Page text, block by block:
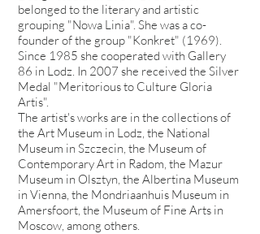
belonged to the literary and artistic
grouping "Nowa Linia". She was a co-
founder of the group "Konkret" (1969).
Since 1985 she cooperated with Gallery
86 in Lodz. In 2007 she received the Silver
Medal "Meritorious to Culture Gloria
Artis".
The artist's works are in the collections of
the Art Museum in Lodz, the National
Museum in Szczecin, the Museum of
Contemporary Art in Radom, the Mazur
Museum in Olsztyn, the Albertina Museum
in Vienna, the Mondriaanhuis Museum in
Amersfoort, the Museum of Fine Arts in
Moscow, among others.